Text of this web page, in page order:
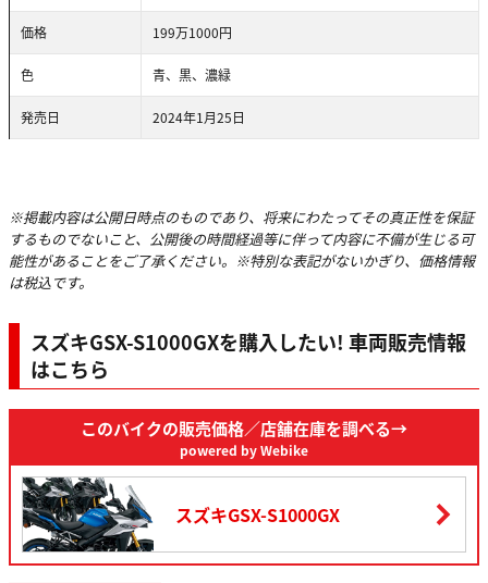
価格 199万1000円
色 青、黒、濃緑
発売日 2024年1月25日
※掲載内容は公開日時点のものであり、将来にわたってその真正性を保証
するものでないこと、公開後の時間経過等に伴って内容に不備が生じる可
能性があることをご了承ください。※特別な表記がないかぎり、価格情報
は税込です。
スズキGSX-S1000GXを購入したい! 車両販売情報
はこちら
このバイクの販売価格／店舗在庫を調べる→
powered by Webike
スズキGSX-S1000GX